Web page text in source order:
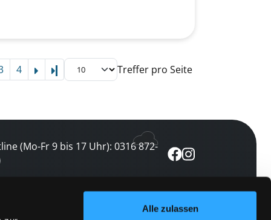
Alle zulassen
4 Letzte Seite Treffer pro Seite
(Mo-Fr 9 bis 17 Uhr): 0316 872-
abonnieren